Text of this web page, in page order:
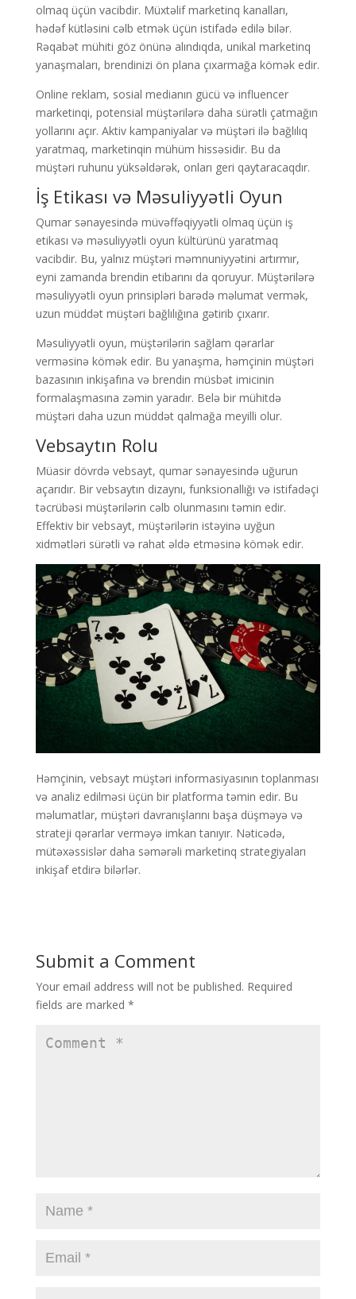
olmaq üçün vacibdir. Müxtəlif marketinq kanalları,
hədəf kütləsini cəlb etmək üçün istifadə edilə bilər.
Rəqabət mühiti göz önünə alındıqda, unikal marketinq
yanaşmaları, brendinizi ön plana çıxarmağa kömək edir.
Online reklam, sosial medianın gücü və influencer
marketinqi, potensial müştərilərə daha sürətli çatmağın
yollarını açır. Aktiv kampaniyalar və müştəri ilə bağlılıq
yaratmaq, marketinqin mühüm hissəsidir. Bu da
müştəri ruhunu yüksəldərək, onları geri qaytaracaqdır.
İş Etikası və Məsuliyyətli Oyun
Qumar sənayesində müvəffəqiyyətli olmaq üçün iş
etikası və məsuliyyətli oyun kültürünü yaratmaq
vacibdir. Bu, yalnız müştəri məmnuniyyətini artırmır,
eyni zamanda brendin etibarını da qoruyur. Müştərilərə
məsuliyyətli oyun prinsipləri barədə məlumat vermək,
uzun müddət müştəri bağlılığına gətirib çıxarır.
Məsuliyyətli oyun, müştərilərin sağlam qərarlar
verməsinə kömək edir. Bu yanaşma, həmçinin müştəri
bazasının inkişafına və brendin müsbət imicinin
formalaşmasına zəmin yaradır. Belə bir mühitdə
müştəri daha uzun müddət qalmağa meyilli olur.
Vebsaytın Rolu
Müasir dövrdə vebsayt, qumar sənayesində uğurun
açarıdır. Bir vebsaytın dizaynı, funksionallığı və istifadəçi
təcrübəsi müştərilərin cəlb olunmasını təmin edir.
Effektiv bir vebsayt, müştərilərin istəyinə uyğun
xidmətləri sürətli və rahat əldə etməsinə kömək edir.
Həmçinin, vebsayt müştəri informasiyasının toplanması
və analiz edilməsi üçün bir platforma təmin edir. Bu
məlumatlar, müştəri davranışlarını başa düşməyə və
strateji qərarlar verməyə imkan tanıyır. Nəticədə,
mütəxəssislər daha səmərəli marketinq strategiyaları
inkişaf etdirə bilərlər.
Submit a Comment
Your email address will not be published. Required
fields are marked *